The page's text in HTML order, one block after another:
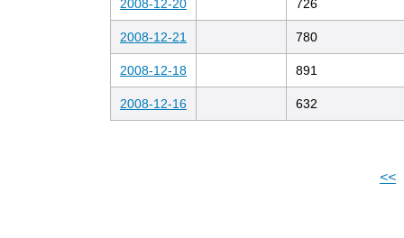
2008-12-20 726
2008-12-21 780
2008-12-18 891
2008-12-16 632
<<